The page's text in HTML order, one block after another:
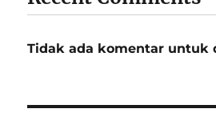
Tidak ada komentar untuk